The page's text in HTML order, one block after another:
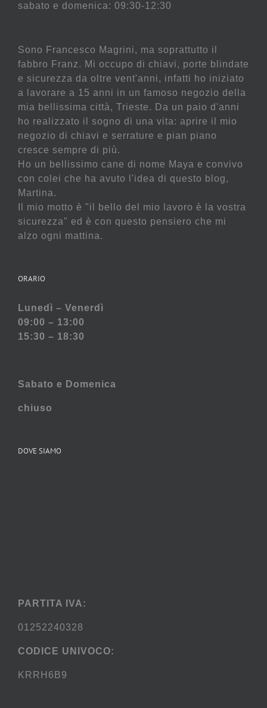
sabato e domenica: 09:30-12:30
Sono Francesco Magrini, ma soprattutto il
fabbro Franz. Mi occupo di chiavi, porte blindate
e sicurezza da oltre vent'anni, infatti ho iniziato
a lavorare a 15 anni in un famoso negozio della
mia bellissima città, Trieste. Da un paio d'anni
ho realizzato il sogno di una vita: aprire il mio
negozio di chiavi e serrature e pian piano
cresce sempre di più.
Ho un bellissimo cane di nome Maya e convivo
con colei che ha avuto l'idea di questo blog,
Martina.
Il mio motto è "il bello del mio lavoro è la vostra
sicurezza" ed è con questo pensiero che mi
alzo ogni mattina.
ORARIO
Lunedì – Venerdì
09:00 – 13:00
15:30 – 18:30
Sabato e Domenica
chiuso
DOVE SIAMO
PARTITA IVA:
01252240328
CODICE UNIVOCO:
KRRH6B9